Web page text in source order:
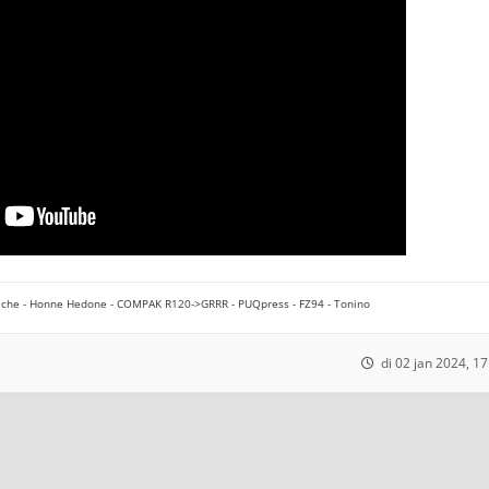
- Honne Hedone - COMPAK R120->GRRR - PUQpress - FZ94 - Tonino
di 02 jan 2024,